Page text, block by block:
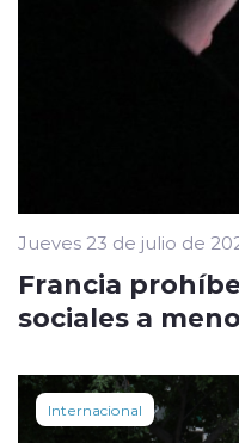
Jueves 23 de julio de
Francia
sociales a
Internacional